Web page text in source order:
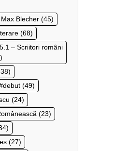
Blecher (45)
(68)
– Scriitori români
debut (49)
(24)
(23)
(27)